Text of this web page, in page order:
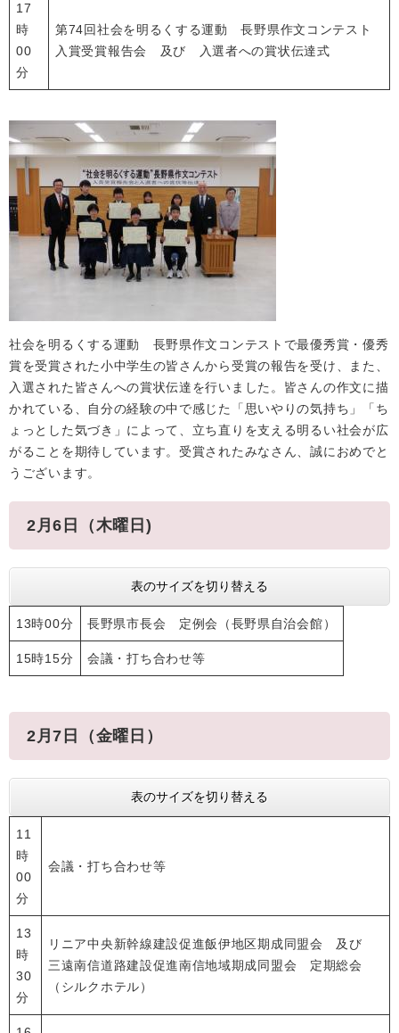
17
時
00
分
第74回社会を明るくする運動 長野県作文コンテスト
入賞受賞報告会 及び 入選者への賞状伝達式
社会を明るくする運動 長野県作文コンテストで最優秀賞・優秀
賞を受賞された小中学生の皆さんから受賞の報告を受け、また、
入選された皆さんへの賞状伝達を行いました。皆さんの作文に描
かれている、自分の経験の中で感じた「思いやりの気持ち」「ち
ょっとした気づき」によって、立ち直りを支える明るい社会が広
がることを期待しています。受賞されたみなさん、誠におめでと
うございます。
2月6日（木曜日)
表のサイズを切り替える
13時00分 長野県市長会 定例会（長野県自治会館）
15時15分 会議・打ち合わせ等
2月7日（金曜日）
表のサイズを切り替える
11
時
00
分
会議・打ち合わせ等
13
時
30
分
リニア中央新幹線建設促進飯伊地区期成同盟会 及び
三遠南信道路建設促進南信地域期成同盟会 定期総会
（シルクホテル）